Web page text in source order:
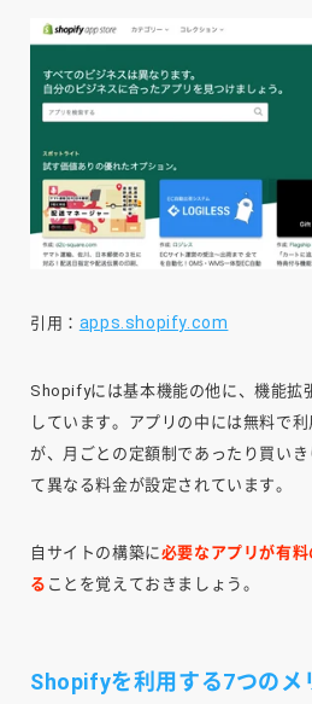
引用： apps.shopify.com
Shopifyには基本機能の他に、機能拡
しています。アプリの中には無料で
が、月ごとの定額制であったり買い
て異なる料金が設定されています。
自サイトの構築に必要なアプリが有
る ことを覚えておきましょう。
Shopifyを利用する7つのメ